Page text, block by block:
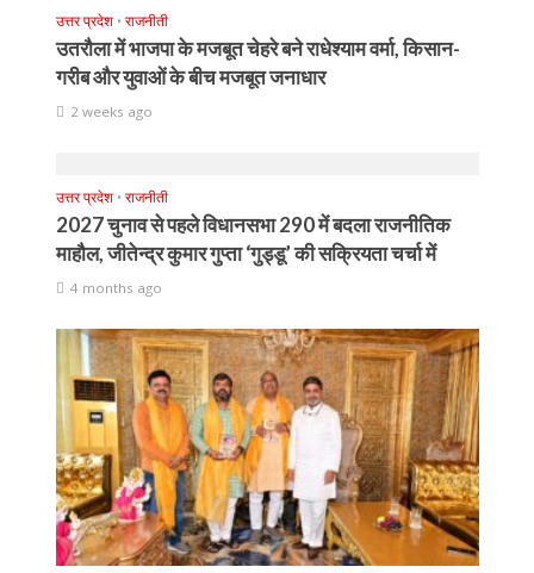
उत्तर प्रदेश • राजनीती
उतरौला में भाजपा के मजबूत चेहरे बने राधेश्याम वर्मा, किसान-
गरीब और युवाओं के बीच मजबूत जनाधार
2 weeks ago
उत्तर प्रदेश • राजनीती
2027 चुनाव से पहले विधानसभा 290 में बदला राजनीतिक
माहौल, जीतेन्द्र कुमार गुप्ता ‘गुड्डू’ की सक्रियता चर्चा में
4 months ago